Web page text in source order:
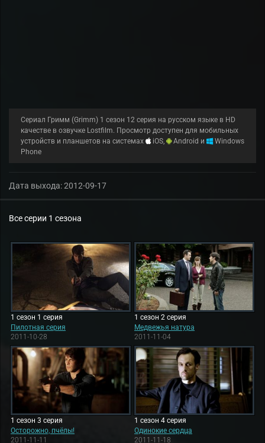
Сериал Гримм (Grimm) 1 сезон 12 серия на русском языке в HD
качестве в озвучке Lostfilm. Просмотр доступен для мобильных
устройств и планшетов на системах
iOS, Android и
Windows
Phone
Дата выхода:2012-09-17
Все серии 1 сезона
1 сезон 1 серия
Пилотная серия
2011-10-28
1 сезон 2 серия
Медвежья натура
2011-11-04
1 сезон 3 серия
Осторожно, пчёлы!
2011-11-11
1 сезон 4 серия
Одинокие сердца
2011-11-18